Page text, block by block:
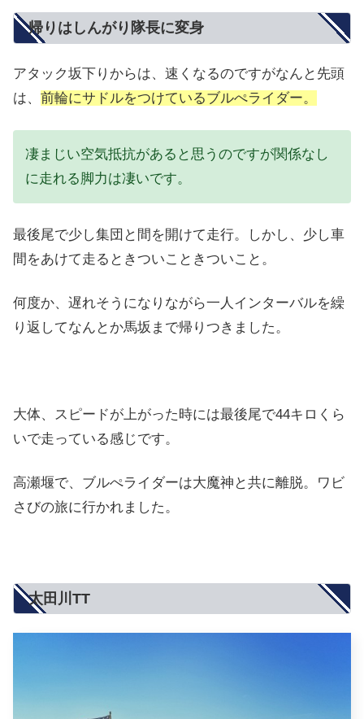
帰りはしんがり隊長に変身
アタック坂下りからは、速くなるのですがなんと先頭
は、 前輪にサドルをつけているブルぺライダー。
凄まじい空気抵抗があると思うのですが関係なし
に走れる脚力は凄いです。
最後尾で少し集団と間を開けて走行。しかし、少し車
間をあけて走るときついこときついこと。
何度か、遅れそうになりながら一人インターバルを繰
り返してなんとか馬坂まで帰りつきました。
大体、スピードが上がった時には最後尾で44キロくら
いで走っている感じです。
高瀬堰で、ブルぺライダーは大魔神と共に離脱。ワビ
さびの旅に行かれました。
太田川TT